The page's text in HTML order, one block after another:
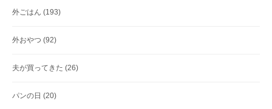
外ごはん (193)
外おやつ (92)
夫が買ってきた (26)
パンの日 (20)